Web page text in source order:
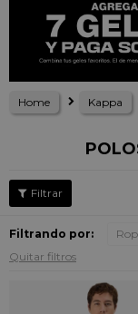
Home Kappa
Filtrando por:
Quitar filtros